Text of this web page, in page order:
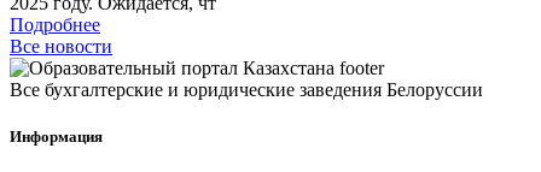
Подробнее
Все новости
Все бухгалтерские и юридические заведения Белоруссии
Информация